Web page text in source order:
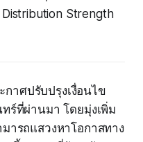
Strength
กาศปรับปรุงเงื่อนไข
ร์ที่ผ่านมา โดยมุ่งเพิ่ม
ารถแสวงหาโอกาสทาง